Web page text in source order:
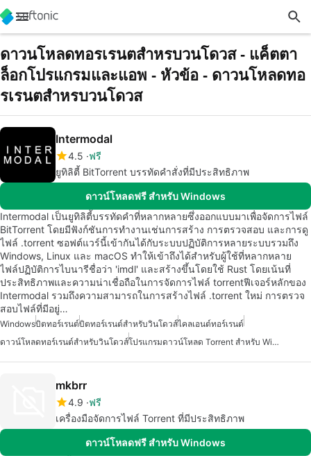
ดาวนโหลดทอรเรนตสำหรบวนโดวส - แค็ตตา
ล็อกโปรแกรมและแอพ - หัวข้อ - ดาวนโหลดทอ
รเรนตสำหรบวนโดวส
Intermodal
4.5 ฟรี
ยูทิลิตี้ BitTorrent บรรทัดคำสั่งที่มีประสิทธิภาพ
ดาวน์โหลดฟรี สำหรับ Windows
Intermodal เป็นยูทิลิตี้บรรทัดคำที่หลากหลายซึ่งออกแบบมาเพื่อจัดการไฟล์
BitTorrent โดยมีฟังก์ชันการทำงานเช่นการสร้าง การตรวจสอบ และการดู
ไฟล์ .torrent ซอฟต์แวร์นี้เข้ากันได้กับระบบปฏิบัติการหลายระบบรวมถึง
Windows, Linux และ macOS ทำให้เข้าถึงได้สำหรับผู้ใช้ที่หลากหลาย
ไฟล์ปฏิบัติการไบนารีชื่อว่า 'imdl' และสร้างขึ้นโดยใช้ Rust โดยเน้นที่
ประสิทธิภาพและความน่าเชื่อถือในการจัดการไฟล์ torrentฟีเจอร์หลักของ
Intermodal รวมถึงความสามารถในการสร้างไฟล์ .torrent ใหม่ การตรวจ
สอบไฟล์ที่มีอยู่…
Windowsบิตทอร์เรนต์บิตทอร์เรนต์สำหรับวินโดวส์ไคลเอนต์ทอร์เรนต์
ดาวน์โหลดทอร์เรนต์สำหรับวินโดวส์
โปรแกรมดาวน์โหลด Torrent สำหรับ Windows
mkbrr
4.9 ฟรี
เครื่องมือจัดการไฟล์ Torrent ที่มีประสิทธิภาพ
ดาวน์โหลดฟรี สำหรับ Windows